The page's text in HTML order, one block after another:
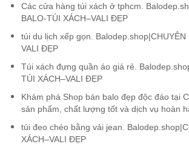
Các cửa hàng túi xách ở tphcm.
BALO-TÚI XÁCH–VALI ĐẸP
túi du lịch xếp gọn. Balodep.shop|CHUYÊN
VALI ĐẸP
Túi xách đựng quần áo giá rẻ.
TÚI XÁCH–VALI ĐẸP
Khám phá Shop bán balo đẹp độc đáo tại
sản phẩm, chất lượng tốt và dịch vụ hoàn
túi đeo chéo bằng vải jean.
XÁCH–VALI ĐẸP